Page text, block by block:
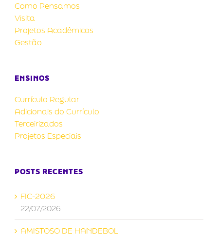
Como Pensamos
Visita
Projetos Acadêmicos
Gestão
ENSINOS
Currículo Regular
Adicionais do Currículo
Terceirizados
Projetos Especiais
POSTS RECENTES
FIC-2026
22/07/2026
AMISTOSO DE HANDEBOL